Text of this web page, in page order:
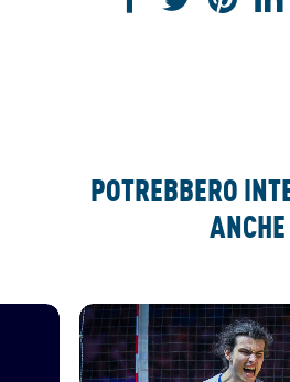
POTREBBERO
ANCHE